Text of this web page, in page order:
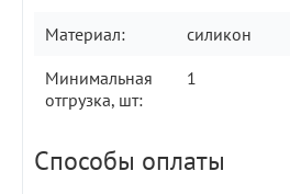
Материал:
силикон
Минимальная
отгрузка, шт:
1
Способы оплаты